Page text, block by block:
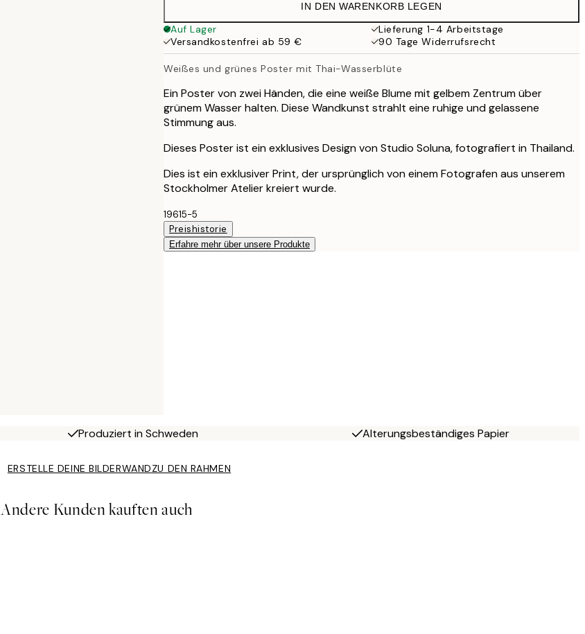
IN DEN WARENKORB LEGEN
Auf Lager
Lieferung 1-4 Arbeitstage
Versandkostenfrei ab 59 €
90 Tage Widerrufsrecht
Weißes und grünes Poster mit Thai-Wasserblüte
Ein Poster von zwei Händen, die eine weiße Blume mit gelbem Zentrum über
grünem Wasser halten. Diese Wandkunst strahlt eine ruhige und gelassene
Stimmung aus.
Dieses Poster ist ein exklusives Design von Studio Soluna, fotografiert in Thailand.
Dies ist ein exklusiver Print, der ursprünglich von einem Fotografen aus unserem
Stockholmer Atelier kreiert wurde.
19615-5
Preishistorie
Erfahre mehr über unsere Produkte
Produziert in Schweden Alterungsbeständiges Papier
ERSTELLE DEINE BILDERWANDZU DEN RAHMEN
Andere Kunden kauften auch